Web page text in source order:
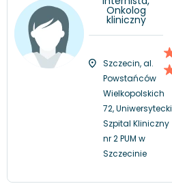
Onkolog
kliniczny
Szczecin, al.
Powstańców
Wielkopolskich
72, Uniwersytecki
Szpital Kliniczny
nr 2 PUM w
Szczecinie